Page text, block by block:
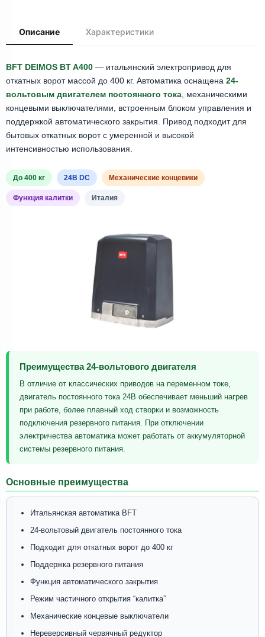
Описание Характеристики
BFT DEIMOS BT A400 — итальянский электропривод для
откатных ворот массой до 400 кг. Автоматика оснащена 24-
вольтовым двигателем постоянного тока , механическими
концевыми выключателями, встроенным блоком управления и
поддержкой автоматического закрытия. Привод подходит для
бытовых откатных ворот с умеренной и высокой
интенсивностью использования.
До 400 кг 24В DC Механические концевики
Функция калитки Италия
Преимущества 24-вольтового двигателя
В отличие от классических приводов на переменном токе,
двигатель постоянного тока 24В обеспечивает меньший нагрев
при работе, более плавный ход створки и возможность
подключения резервного питания. При отключении
электричества автоматика может работать от аккумуляторной
системы резервного питания.
Основные преимущества
Итальянская автоматика BFT
24-вольтовый двигатель постоянного тока
Подходит для откатных ворот до 400 кг
Поддержка резервного питания
Функция автоматического закрытия
Режим частичного открытия “калитка”
Механические концевые выключатели
Нереверсивный червячный редуктор